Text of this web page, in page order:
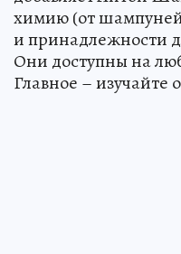
химию (от
и принадлежности
Они доступны на
Главное – изучайте